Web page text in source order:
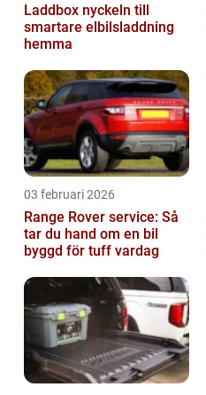
Laddbox nyckeln till
smartare elbilsladdning
hemma
03 februari 2026
Range Rover service: Så
tar du hand om en bil
byggd för tuff vardag